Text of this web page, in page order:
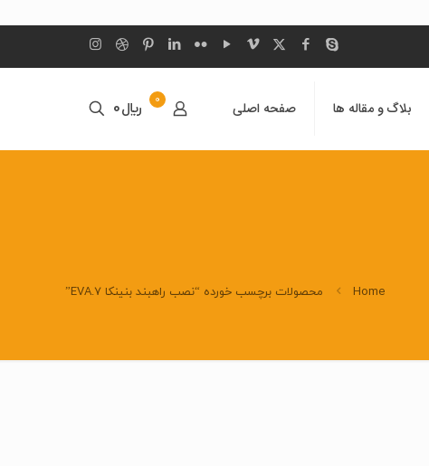
بلاگ و مقاله ها صفحه اصلی 0 ﷼0
Home محصولات برچسب خورده “نصب راهبند بنینکا EVA.7”